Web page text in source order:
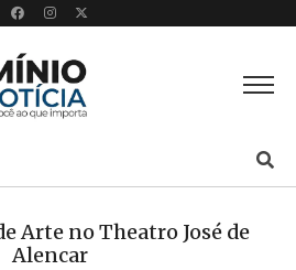
Arte no Theatro José de
Alencar